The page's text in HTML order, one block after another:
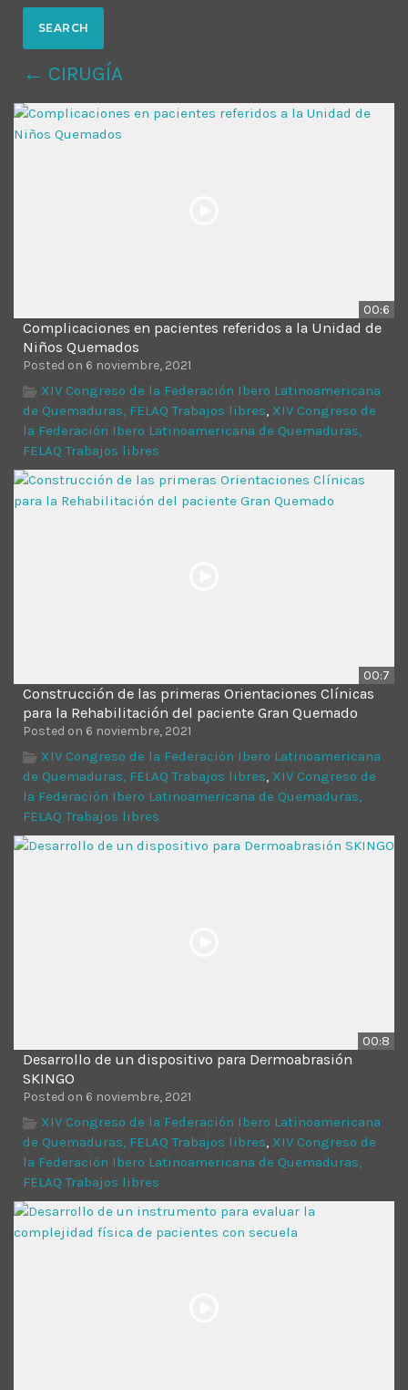
431 201
DESIGN ADMINISTRATOR
Validating Enterprise
Architectures In The Current
Time
← CIRUGÍA
00:6
Complicaciones en pacientes referidos a la Unidad de
Niños Quemados
Posted on 6 noviembre, 2021
XIV Congreso de la Federación Ibero Latinoamericana
de Quemaduras, FELAQ Trabajos libres XIV Congreso de
la Federación Ibero Latinoamericana de Quemaduras,
FELAQ Trabajos libres
00:7
Construcción de las primeras Orientaciones Clínicas
para la Rehabilitación del paciente Gran Quemado
Posted on 6 noviembre, 2021
XIV Congreso de la Federación Ibero Latinoamericana
de Quemaduras, FELAQ Trabajos libres, XIV Congreso de
la Federación Ibero Latinoamericana de Quemaduras,
FELAQ Trabajos libres
00:8
Desarrollo de un dispositivo para Dermoabrasión
SKINGO
Posted on 6 noviembre, 2021
XIV Congreso de la Federación Ibero Latinoamericana
de Quemaduras, FELAQ Trabajos libres, XIV Congreso de
la Federación Ibero Latinoamericana de Quemaduras,
FELAQ Trabajos libres